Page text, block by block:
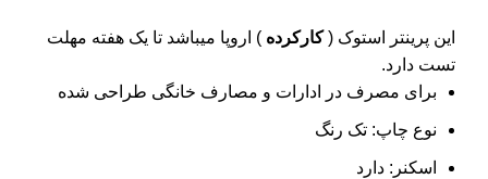
این پرینتر استوک (کارکرده ) اروپا میباشد تا یک هفته مهلت
تست دارد.
برای مصرف در ادارات و مصارف خانگی طراحی شده
نوع چاپ: تک رنگ
اسکنر: دارد